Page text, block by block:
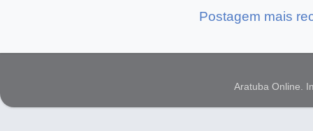
Postagem mais
Aratuba Online.